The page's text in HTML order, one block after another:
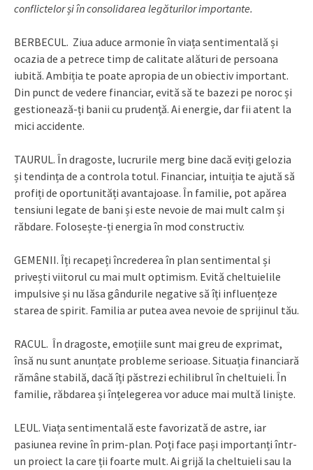
conflictelor și în consolidarea legăturilor importante.
BERBECUL. Ziua aduce armonie în viața sentimentală și
ocazia de a petrece timp de calitate alături de persoana
iubită. Ambiția te poate apropia de un obiectiv important.
Din punct de vedere financiar, evită să te bazezi pe noroc și
gestionează-ți banii cu prudență. Ai energie, dar fii atent la
mici accidente.
TAURUL. În dragoste, lucrurile merg bine dacă eviți gelozia
și tendința de a controla totul. Financiar, intuiția te ajută să
profiți de oportunități avantajoase. În familie, pot apărea
tensiuni legate de bani și este nevoie de mai mult calm și
răbdare. Folosește-ți energia în mod constructiv.
GEMENII. Îți recapeți încrederea în plan sentimental și
privești viitorul cu mai mult optimism. Evită cheltuielile
impulsive și nu lăsa gândurile negative să îți influențeze
starea de spirit. Familia ar putea avea nevoie de sprijinul tău.
RACUL. În dragoste, emoțiile sunt mai greu de exprimat,
însă nu sunt anunțate probleme serioase. Situația financiară
rămâne stabilă, dacă îți păstrezi echilibrul în cheltuieli. În
familie, răbdarea și înțelegerea vor aduce mai multă liniște.
LEUL. Viața sentimentală este favorizată de astre, iar
pasiunea revine în prim-plan. Poți face pași importanți într-
un proiect la care ții foarte mult. Ai grijă la cheltuieli sau la